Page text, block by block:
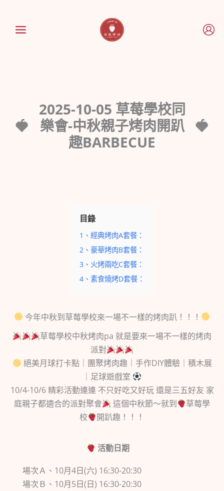
2025-10-05 草莓學校同
樂會-中秋親子烤肉開趴
趣BARBECUE
目錄
1、經典烤肉A套餐：
2、豪華烤肉B套餐：
3、火烤兩吃C套餐：
4、素食燒烤D套餐：
今年中秋到草莓學校來一場不一樣的烤肉趴！！！
草莓學校中秋烤肉pa 就是要來一場不一樣的烤肉
派對
絕美月球打卡點｜團聚烤肉趣｜手作DIY體驗｜積木展
｜足球遊戲室
10/4-10/6 精彩活動連連 不只好吃又好玩 還是三五好友 家
庭親子都適合的派對聚會
這個中秋節～就到
草莓學
校
開趴趣！！！
活動日期
場次Ａ、10月4日(六) 16:30-20:30
場次Ｂ、10月5日(日) 16:30-20:30